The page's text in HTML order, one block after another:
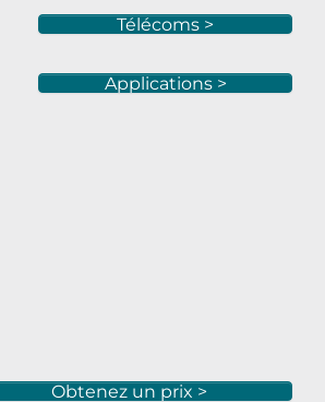
Télécoms >
Applications >
Obtenez un prix >